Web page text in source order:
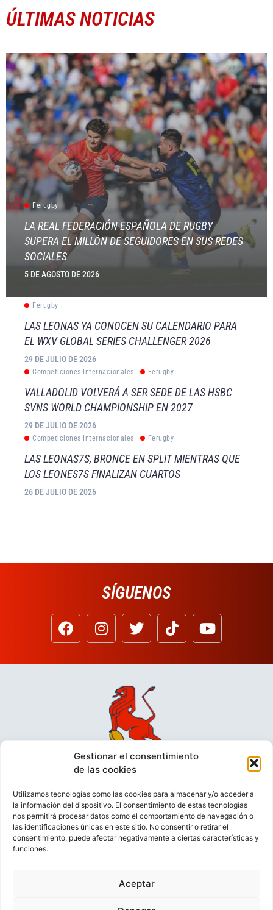
Gestionar el consentimiento
de las cookies
Utilizamos tecnologías como las cookies para almacenar y/o acceder a
la información del dispositivo. El consentimiento de estas tecnologías
nos permitirá procesar datos como el comportamiento de navegación o
las identificaciones únicas en este sitio. No consentir o retirar el
consentimiento, puede afectar negativamente a ciertas características y
funciones.
Aceptar
ÚLTIMAS NOTICIAS
Ferugby
LA REAL FEDERACIÓN ESPAÑOLA DE RUGBY
SUPERA EL MILLÓN DE SEGUIDORES EN SUS REDES
SOCIALES
5 DE AGOSTO DE 2026
Ferugby
LAS LEONAS YA CONOCEN SU CALENDARIO PARA
EL WXV GLOBAL SERIES CHALLENGER 2026
29 DE JULIO DE 2026
Competiciones Internacionales Ferugby
VALLADOLID VOLVERÁ A SER SEDE DE LAS HSBC
SVNS WORLD CHAMPIONSHIP EN 2027
29 DE JULIO DE 2026
Competiciones Internacionales Ferugby
LAS LEONAS7S, BRONCE EN SPLIT MIENTRAS QUE
LOS LEONES7S FINALIZAN CUARTOS
26 DE JULIO DE 2026
SÍGUENOS
VIDEOCONFERENCIAS
POLÍTICA DE PRIVACIDAD